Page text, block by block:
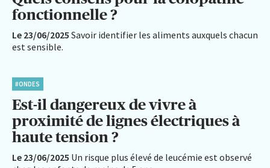
fonctionnelle ?
Le 23/06/2025 Savoir identifier les aliments auxquels chacun
est sensible.
#ONDES
Est-il dangereux de vivre à
proximité de lignes électriques à
haute tension ?
Le 23/06/2025 Un risque plus élevé de leucémie est observé